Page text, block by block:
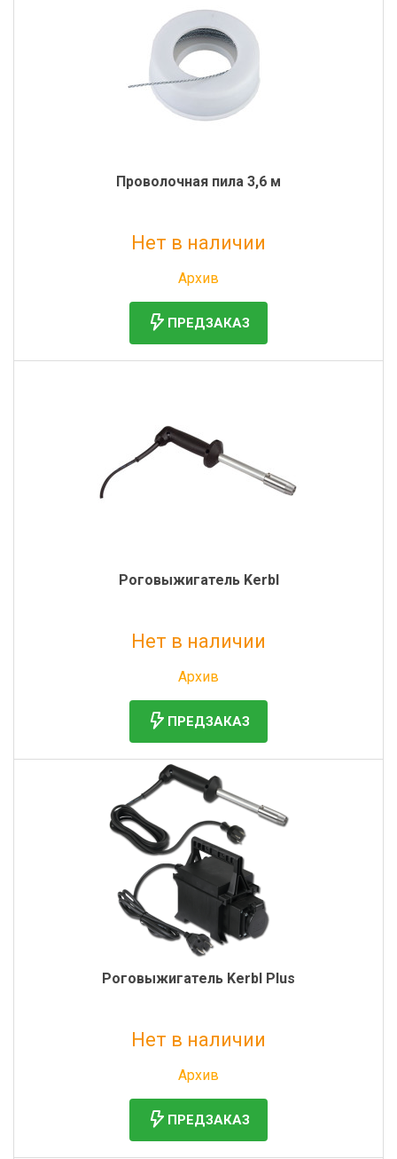
Проволочная пила 3,6 м
Нет в наличии
Архив
ПРЕДЗАКАЗ
Роговыжигатель Kerbl
Нет в наличии
Архив
ПРЕДЗАКАЗ
Роговыжигатель Kerbl Plus
Нет в наличии
Архив
ПРЕДЗАКАЗ